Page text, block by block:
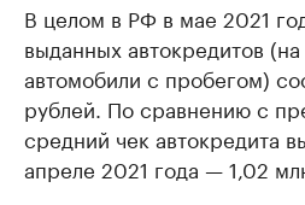
В целом в РФ в мае 2021
выданных автокредитов
автомобили с пробегом)
рублей. По сравнению с
средний чек автокредита
апреле 2021 года — 1,02